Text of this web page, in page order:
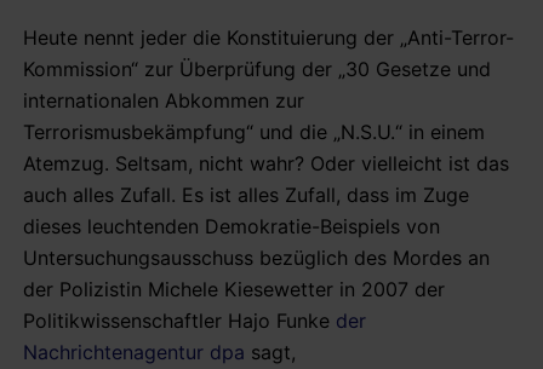
Heute nennt jeder die Konstituierung der „Anti-Terror-
Kommission“ zur Überprüfung der „30 Gesetze und
internationalen Abkommen zur
Terrorismusbekämpfung“ und die „N.S.U.“ in einem
Atemzug. Seltsam, nicht wahr? Oder vielleicht ist das
auch alles Zufall. Es ist alles Zufall, dass im Zuge
dieses leuchtenden Demokratie-Beispiels von
Untersuchungsausschuss bezüglich des Mordes an
der Polizistin Michele Kiesewetter in 2007 der
Politikwissenschaftler Hajo Funke der
Nachrichtenagentur dpa sagt,